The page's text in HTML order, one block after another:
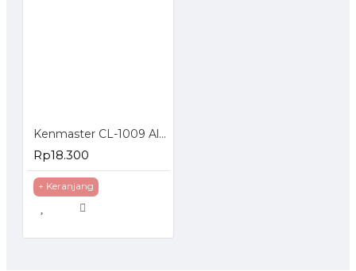
Kenmaster CL-1009 Alat Tambal Ban Tubeless
Rp18.300
+ Keranjang